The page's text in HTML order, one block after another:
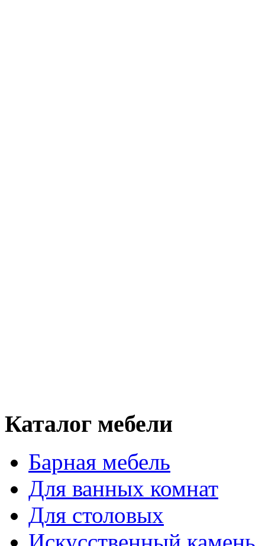
Каталог мебели
Барная мебель
Для ванных комнат
Для столовых